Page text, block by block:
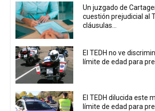
Un juzgado de
cuestión prejudicial al
cláusulas...
El TEDH no ve
límite de edad para
El TEDH dilucida este
límite de edad para